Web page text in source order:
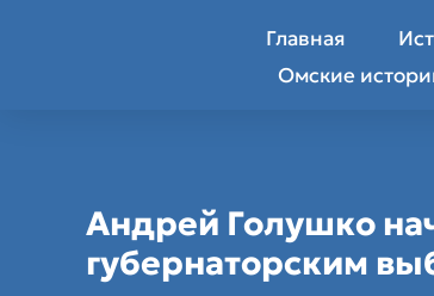
Главная
Омские
Андрей Голушко
губернаторским